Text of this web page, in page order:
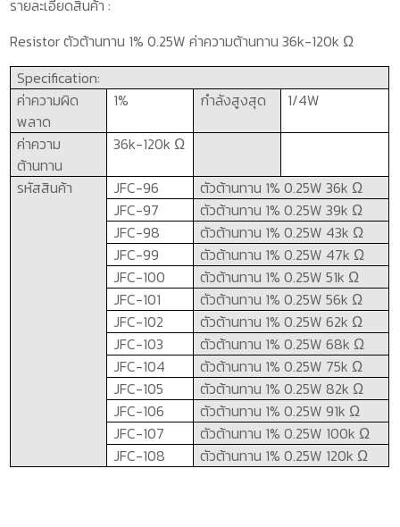
รายละเอียดสินค้า :
Resistorตัวต้านทาน 1%0.25Wค่าความต้านทาน36k-120kΩ
Specification:
ค่าความผิด
พลาด
1% กำลังสูงสุด 1/4W
ค่าความ
ต้านทาน
36k-120kΩ
รหัสสินค้า JFC-96 ตัวต้านทาน 1%0.25W 36k Ω
JFC-97 ตัวต้านทาน 1%0.25W 39k Ω
JFC-98 ตัวต้านทาน 1%0.25W 43k Ω
JFC-99 ตัวต้านทาน 1%0.25W 47k Ω
JFC-100 ตัวต้านทาน 1%0.25W 51k Ω
JFC-101 ตัวต้านทาน 1%0.25W 56k Ω
JFC-102 ตัวต้านทาน 1%0.25W 62k Ω
JFC-103 ตัวต้านทาน 1%0.25W 68k Ω
JFC-104 ตัวต้านทาน 1%0.25W 75k Ω
JFC-105 ตัวต้านทาน 1%0.25W 82k Ω
JFC-106 ตัวต้านทาน 1%0.25W 91k Ω
JFC-107 ตัวต้านทาน 1%0.25W 100k Ω
JFC-108 ตัวต้านทาน 1%0.25W 120k Ω